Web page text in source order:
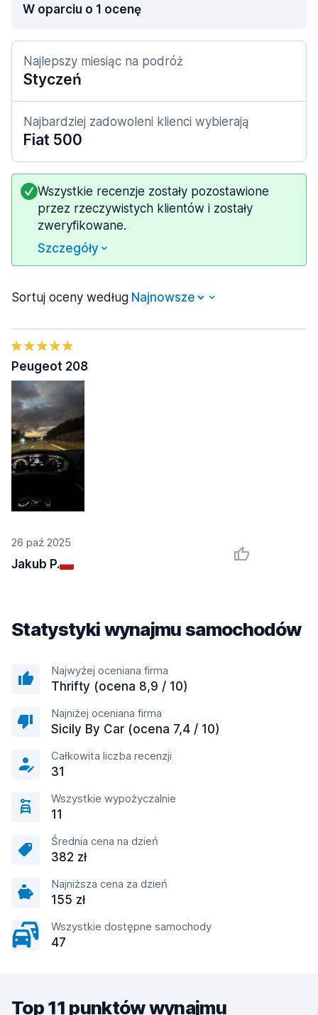
W oparciu o 1 ocenę
Najlepszy miesiąc na podróż
Styczeń
Najbardziej zadowoleni klienci wybierają
Fiat 500
Wszystkie recenzje zostały pozostawione
przez rzeczywistych klientów i zostały
zweryfikowane.
Szczegóły
Sortuj oceny według
26 paź 2025
Jakub P.
Peugeot 208
Statystyki wynajmu samochodów
Najwyżej oceniana firma
Thrifty (ocena 8,9 / 10)
Najniżej oceniana firma
Sicily By Car (ocena 7,4 / 10)
Całkowita liczba recenzji
31
Wszystkie wypożyczalnie
11
Średnia cena na dzień
382 zł
Najniższa cena za dzień
155 zł
Wszystkie dostępne samochody
47
Top 11 punktów wynajmu